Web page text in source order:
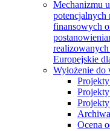
Mechanizmu
potencjalnych
finansowych
Europejskie
Wyłożenie
Ocena